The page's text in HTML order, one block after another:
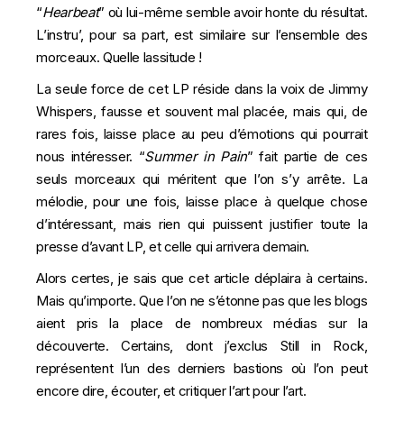
“Hearbeat” où lui-même semble avoir honte du résultat.
L’instru’, pour sa part, est similaire sur l’ensemble des
morceaux. Quelle lassitude !
La seule force de cet LP réside dans la voix de Jimmy
Whispers, fausse et souvent mal placée, mais qui, de
rares fois, laisse place au peu d’émotions qui pourrait
nous intéresser. “Summer in Pain” fait partie de ces
seuls morceaux qui méritent que l’on s’y arrête. La
mélodie, pour une fois, laisse place à quelque chose
d’intéressant, mais rien qui puissent justifier toute la
presse d’avant LP, et celle qui arrivera demain.
Alors certes, je sais que cet article déplaira à certains.
Mais qu’importe. Que l’on ne s’étonne pas que les blogs
aient pris la place de nombreux médias sur la
découverte. Certains, dont j’exclus Still in Rock,
représentent l’un des derniers bastions où l’on peut
encore dire, écouter, et critiquer l’art pour l’art.